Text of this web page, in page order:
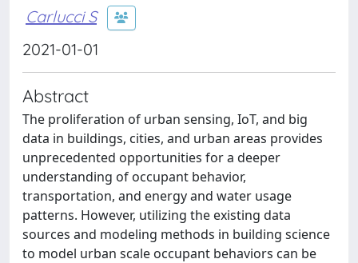
Carlucci S
2021-01-01
Abstract
The proliferation of urban sensing, IoT, and big
data in buildings, cities, and urban areas provides
unprecedented opportunities for a deeper
understanding of occupant behavior,
transportation, and energy and water usage
patterns. However, utilizing the existing data
sources and modeling methods in building science
to model urban scale occupant behaviors can be